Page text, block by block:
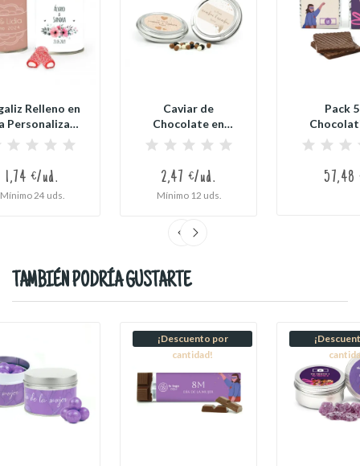
Relleno en
Personalizada
para...
1,74 €/ud.
Mínimo 24 uds.
Caviar de
Chocolate en
Latita
Personalizada...
2,47 €/ud.
Mínimo 12 uds.
Pack
57,48
TAMBIÉN PODRÍA GUSTARTE
¡Descuento por
cantidad!